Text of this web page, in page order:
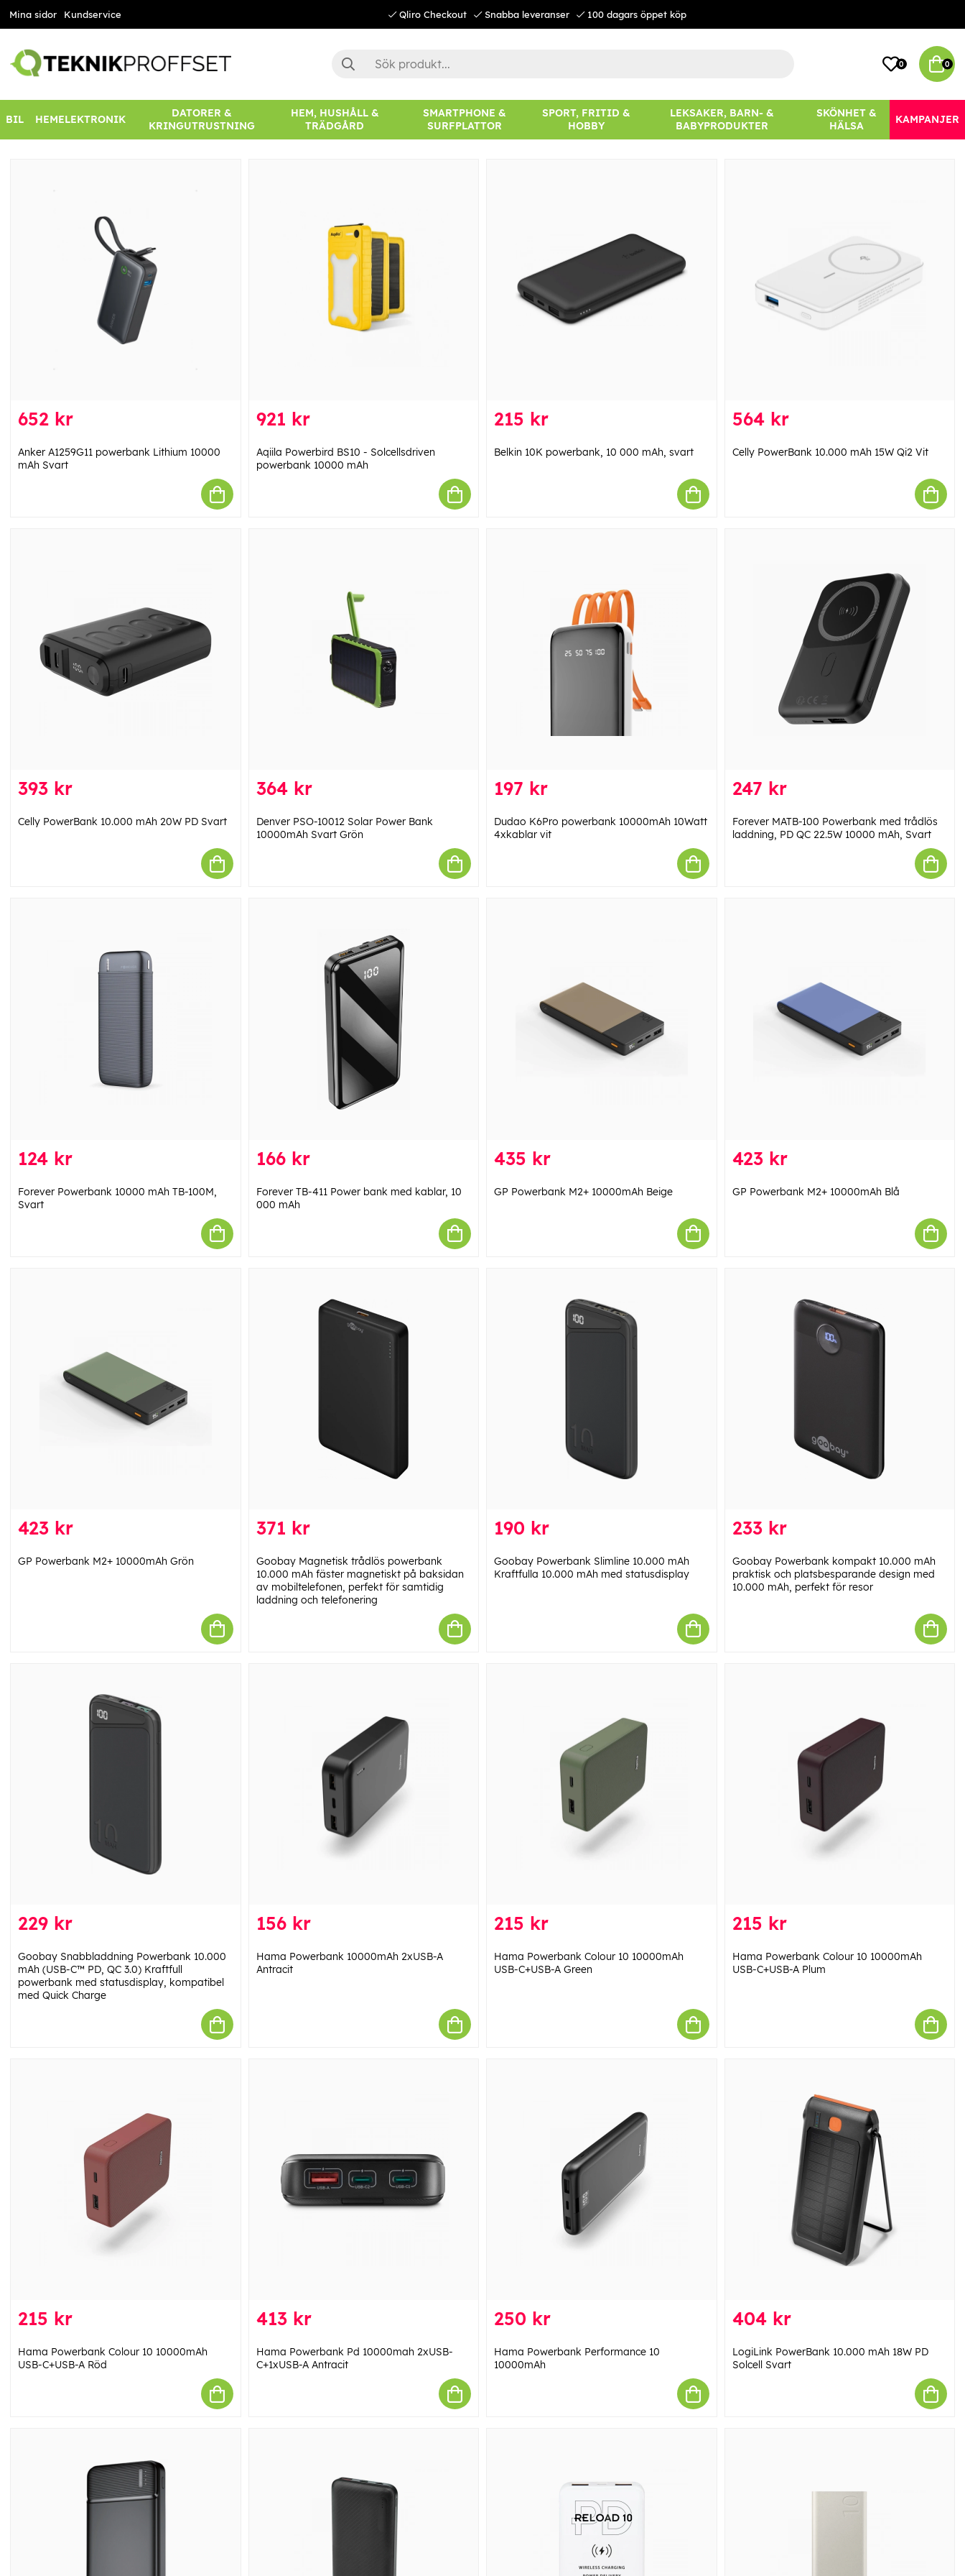
Mina sidor Kundservice Qliro Checkout Snabba leveranser 100 dagars öppet köp
0 0
BIL HEMELEKTRONIK
DATORER &
KRINGUTRUSTNING
HEM, HUSHÅLL &
TRÄDGÅRD
SMARTPHONE &
SURFPLATTOR
SPORT, FRITID &
HOBBY
LEKSAKER, BARN- &
BABYPRODUKTER
SKÖNHET &
HÄLSA
KAMPANJER
652 kr
Anker A1259G11 powerbank Lithium 10000
mAh Svart
921 kr
Aqiila Powerbird BS10 - Solcellsdriven
powerbank 10000 mAh
215 kr
Belkin 10K powerbank, 10 000 mAh, svart
564 kr
Celly PowerBank 10.000 mAh 15W Qi2 Vit
393 kr
Celly PowerBank 10.000 mAh 20W PD Svart
364 kr
Denver PSO-10012 Solar Power Bank
10000mAh Svart Grön
197 kr
Dudao K6Pro powerbank 10000mAh 10Watt
4xkablar vit
247 kr
Forever MATB-100 Powerbank med trådlös
laddning, PD QC 22.5W 10000 mAh, Svart
124 kr
Forever Powerbank 10000 mAh TB-100M,
Svart
166 kr
Forever TB-411 Power bank med kablar, 10
000 mAh
435 kr
GP Powerbank M2+ 10000mAh Beige
423 kr
GP Powerbank M2+ 10000mAh Blå
423 kr
GP Powerbank M2+ 10000mAh Grön
371 kr
Goobay Magnetisk trådlös powerbank
10.000 mAh fäster magnetiskt på baksidan
av mobiltelefonen, perfekt för samtidig
laddning och telefonering
190 kr
Goobay Powerbank Slimline 10.000 mAh
Kraftfulla 10.000 mAh med statusdisplay
233 kr
Goobay Powerbank kompakt 10.000 mAh
praktisk och platsbesparande design med
10.000 mAh, perfekt för resor
229 kr
Goobay Snabbladdning Powerbank 10.000
mAh (USB-C™ PD, QC 3.0) Kraftfull
powerbank med statusdisplay, kompatibel
med Quick Charge
156 kr
Hama Powerbank 10000mAh 2xUSB-A
Antracit
215 kr
Hama Powerbank Colour 10 10000mAh
USB-C+USB-A Green
215 kr
Hama Powerbank Colour 10 10000mAh
USB-C+USB-A Plum
215 kr
Hama Powerbank Colour 10 10000mAh
USB-C+USB-A Röd
413 kr
Hama Powerbank Pd 10000mah 2xUSB-
C+1xUSB-A Antracit
250 kr
Hama Powerbank Performance 10
10000mAh
404 kr
LogiLink PowerBank 10.000 mAh 18W PD
Solcell Svart